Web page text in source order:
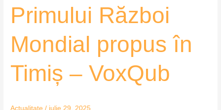
Primului Război
Mondial propus în
Timiș – VoxQub
Actualitate / iulie 29, 2025